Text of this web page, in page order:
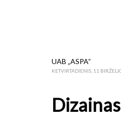
UAB „ASPA“
KETVIRTADIENIS, 11